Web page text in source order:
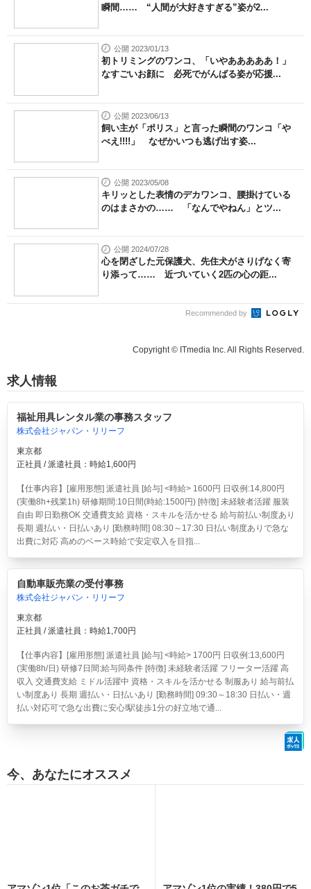
瞬間…… “人間が大好きすぎる”姿が2...
公開 2023/01/13
初トリミングのワンコ、「いやあああああ！」
なすごいお顔に 必死でがんばる姿が応援...
公開 2023/06/13
飼い主が「ポリス」と言った瞬間のワンコ「や
べえ!!!!」 なぜかいつも逃げ出す姿...
公開 2023/05/08
キリッとした表情のデカワンコ、腰掛けている
のはまさかの…… 「なんでやねん」とツ...
公開 2024/07/28
心を閉ざした元保護犬、先住犬がさりげなく寄
り添って…… 近づいていく2匹の心の距...
Recommended by
Copyright © ITmedia Inc. All Rights Reserved.
求人情報
福祉用具レンタル業の事務スタッフ
株式会社ジャパン・リリーフ
東京都
正社員 / 派遣社員：時給1,600円
【仕事内容】[雇用形態] 派遣社員 [給与] <時給> 1600円 日収例:14,800円
(実働8h+残業1h) 研修期間:10日間(時給:1500円) [特徴] 未経験者活躍 服装
自由 即日勤務OK 交通費支給 資格・スキルを活かせる 給与前払い制度あり
長期 週払い・日払いあり [勤務時間] 08:30～17:30 日払い制度ありで急な
出費に対応 高めのベース時給で安定収入を目指...
自動車販売業の受付事務
株式会社ジャパン・リリーフ
東京都
正社員 / 派遣社員：時給1,700円
【仕事内容】[雇用形態] 派遣社員 [給与] <時給> 1700円 日収例:13,600円
(実働8h/日) 研修7日間:給与同条件 [特徴] 未経験者活躍 フリーター活躍 高
収入 交通費支給 ミドル活躍中 資格・スキルを活かせる 制服あり 給与前払
い制度あり 長期 週払い・日払いあり [勤務時間] 09:30～18:30 日払い・週
払い対応可で急な出費に安心!駅徒歩1分の好立地で通...
今、あなたにオススメ